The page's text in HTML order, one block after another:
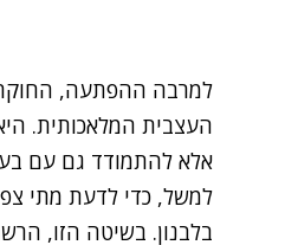
למרבה ההפתעה,
העצבית המלאכותית.
אלא להתמודד גם עם
למשל, כדי לדעת מתי
בלבנון. בשיטה הזו,